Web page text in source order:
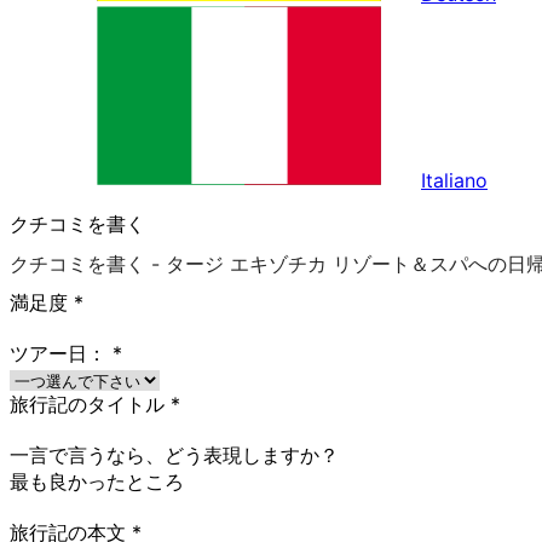
Italiano
クチコミを書く
クチコミを書く - タージ エキゾチカ リゾート＆スパへの日
満足度 *
ツアー日： *
旅行記のタイトル *
一言で言うなら、どう表現しますか？
最も良かったところ
旅行記の本文 *